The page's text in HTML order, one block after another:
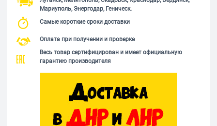
Мариуполь, Энергодар, Геническ.
Самые короткие сроки доставки
Оплата при получении и проверке
Весь товар сертифицирован и имеет официальную
гарантию производителя